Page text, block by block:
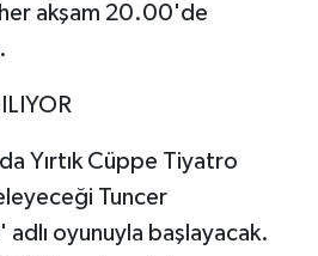
akşam 20.00'de
Yırtık Cüppe Tiyatro
Tuncer
oyunuyla başlayacak.